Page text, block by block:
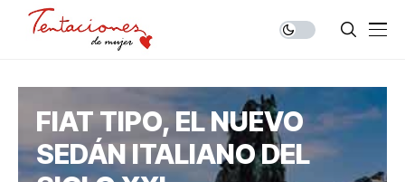
FIAT TIPO, EL NUEVO
SEDÁN ITALIANO DEL